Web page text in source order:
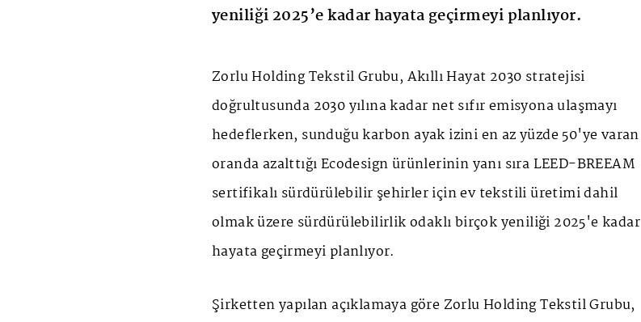
yeniliği 2025’e kadar hayata geçirmeyi planlıyor.
Zorlu Holding Tekstil Grubu, Akıllı Hayat 2030 stratejisi
doğrultusunda 2030 yılına kadar net sıfır emisyona ulaşmayı
hedeflerken, sunduğu karbon ayak izini en az yüzde 50'ye varan
oranda azalttığı Ecodesign ürünlerinin yanı sıra LEED-BREEAM
sertifikalı sürdürülebilir şehirler için ev tekstili üretimi dahil
olmak üzere sürdürülebilirlik odaklı birçok yeniliği 2025'e kadar
hayata geçirmeyi planlıyor.
Şirketten yapılan açıklamaya göre Zorlu Holding Tekstil Grubu,